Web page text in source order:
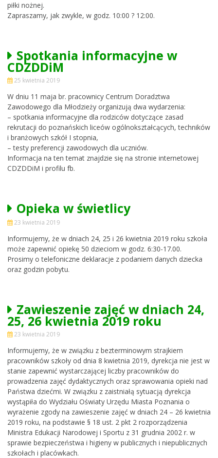
piłki nożnej.
Zapraszamy, jak zwykle, w godz. 10:00 ? 12:00.
Spotkania informacyjne w
CDZDDiM
25 kwietnia 2019
W dniu 11 maja br. pracownicy Centrum Doradztwa
Zawodowego dla Młodzieży organizują dwa wydarzenia:
– spotkania informacyjne dla rodziców dotyczące zasad
rekrutacji do poznańskich liceów ogólnokształcących, techników
i branżowych szkół I stopnia,
– testy preferencji zawodowych dla uczniów.
Informacja na ten temat znajdzie się na stronie internetowej
CDZDDiM i profilu fb.
Opieka w świetlicy
23 kwietnia 2019
Informujemy, że w dniach 24, 25 i 26 kwietnia 2019 roku szkoła
może zapewnić opiekę 50 dzieciom w godz. 6:30-17.00.
Prosimy o telefoniczne deklaracje z podaniem danych dziecka
oraz godzin pobytu.
Zawieszenie zajęć w dniach 24,
25, 26 kwietnia 2019 roku
23 kwietnia 2019
Informujemy, że w związku z bezterminowym strajkiem
pracowników szkoły od dnia 8 kwietnia 2019, dyrekcja nie jest w
stanie zapewnić wystarczającej liczby pracowników do
prowadzenia zajęć dydaktycznych oraz sprawowania opieki nad
Państwa dziećmi. W związku z zaistniałą sytuacją dyrekcja
wystąpiła do Wydziału Oświaty Urzędu Miasta Poznania o
wyrażenie zgody na zawieszenie zajęć w dniach 24 – 26 kwietnia
2019 roku, na podstawie § 18 ust. 2 pkt 2 rozporządzenia
Ministra Edukacji Narodowej i Sportu z 31 grudnia 2002 r. w
sprawie bezpieczeństwa i higieny w publicznych i niepublicznych
szkołach i placówkach.